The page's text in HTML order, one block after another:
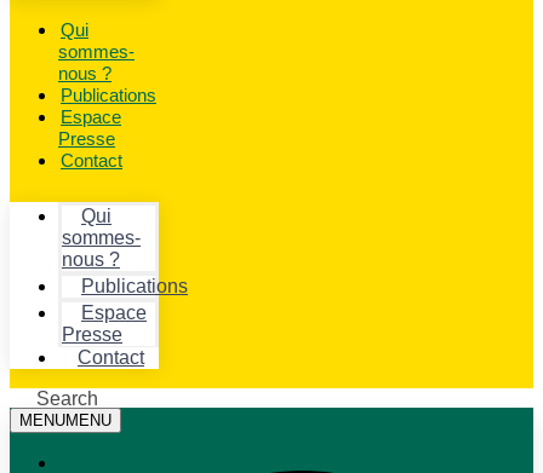
Qui
sommes-
nous ?
Publications
Espace
Presse
Contact
Qui
sommes-
nous ?
Publications
Espace
Presse
Contact
Search
MENUMENU